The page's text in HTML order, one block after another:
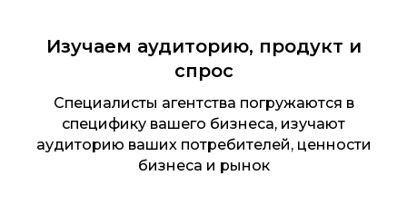
Изучаем аудиторию, продукт и
спрос
Специалисты агентства погружаются в
специфику вашего бизнеса, изучают
аудиторию ваших потребителей, ценности
бизнеса и рынок